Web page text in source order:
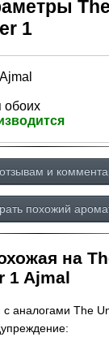
1
Ajmal
обоих
и
похожий
на
1 Ajmal
аналогами The